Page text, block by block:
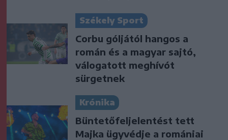
Székely Sport
Corbu góljától hangos a
román és a magyar sajtó,
válogatott meghívót
sürgetnek
Krónika
Büntetőfeljelentést tett
Majka ügyvédje a romániai